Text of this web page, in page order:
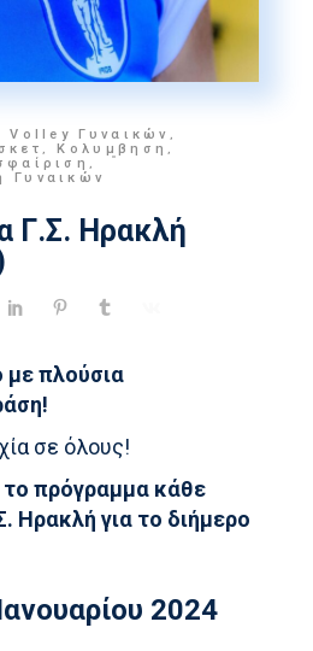
Volley Γυναικών ,
,Κολυμβηση ,
,
Γυναικών
Γ.Σ. Ηρακλή
με πλούσια
σε όλους!
το πρόγραμμα κάθε
Ηρακλή για το διήμερο
2024